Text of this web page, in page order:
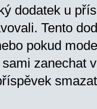
dodatek u
Tento
pokud
zanechat